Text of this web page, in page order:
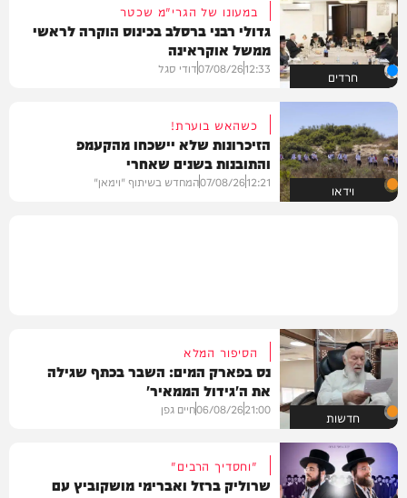
חרדים
במעונו של הגרי"מ שכטר
גדולי רבני ברסלב בכינוס הוקרה לראשי
ממשל אוקראינה
12:33
07/08/26דודי סגל
וידאו
כשהאש בוערת!
הזיכרונות שלא יישכחו מהקעמפ
והתובנות בשנים שאחרי
12:21
07/08/26המחדש בשיתוף "וימאן"
חדשות
הסיפור המלא
נס בפארק המים: השבר בכתף שגילה
את ה'גידול הממאיר'
21:00
06/08/26חיים גפן
"וחסדיך הרבים"
שרוליק ברזל ואברימי מושקוביץ עם